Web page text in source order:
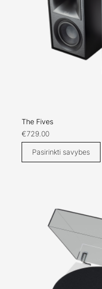
The Fives
€729.00
Pasirinkti savybes